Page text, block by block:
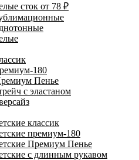
сток от 78 ₽
180
Пенье
с эластаном
классик
премиум-180
Премиум Пенье
с длинным рукавом